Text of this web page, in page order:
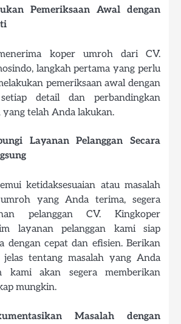
Pemeriksaan Awal dengan
koper umroh dari CV.
langkah pertama yang perlu
pemeriksaan awal dengan
detail dan perbandingkan
yang telah Anda lakukan.
Layanan Pelanggan Secara
ketidaksesuaian atau masalah
yang Anda terima, segera
pelanggan CV. Kingkoper
layanan pelanggan kami siap
dengan cepat dan efisien. Berikan
tentang masalah yang Anda
kami akan segera memberikan
mungkin.
Masalah dengan